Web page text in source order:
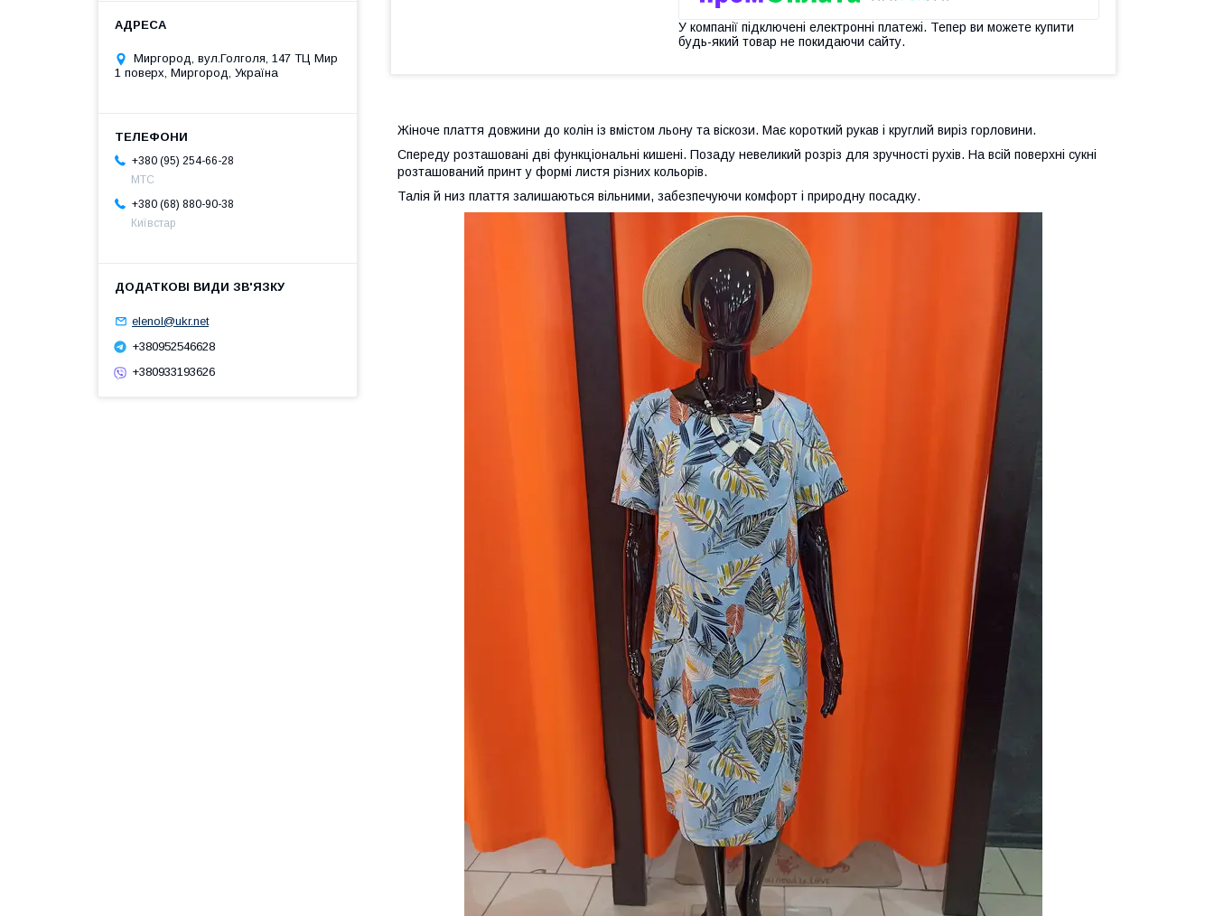
У компанії підключені електронні платежі. Тепер ви можете купити
будь-який товар не покидаючи сайту.
Жіноче плаття довжини до колін із вмістом льону та віскози. Має короткий рукав і круглий виріз горловини.
Спереду розташовані дві функціональні кишені. Позаду невеликий розріз для зручності рухів. На всій поверхні сукні
розташований принт у формі листя різних кольорів.
Талія й низ плаття залишаються вільними, забезпечуючи комфорт і природну посадку.
Миргород, вул.Голголя, 147 ТЦ Мир
1 поверх, Миргород, Україна
+380 (95) 254-66-28
МТС
+380 (68) 880-90-38
Київстар
elenol@ukr.net
+380952546628
+380933193626